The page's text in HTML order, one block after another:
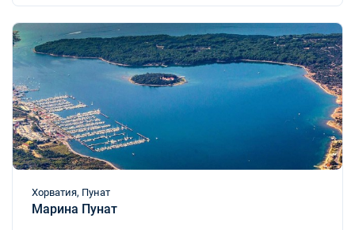
Хорватия, Пунат
Марина Пунат